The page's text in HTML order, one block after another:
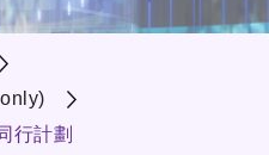
行計劃